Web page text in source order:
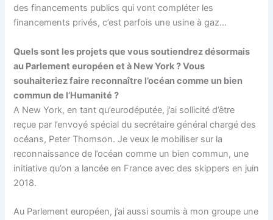
des financements publics qui vont compléter les
financements privés, c’est parfois une usine à gaz…
Quels sont les projets que vous soutiendrez désormais
au Parlement européen et à New York ? Vous
souhaiteriez faire reconnaître l’océan comme un bien
commun de l’Humanité­ ?
A New York, en tant qu’eurodéputée, j’ai sollicité d’être
reçue par l’envoyé spécial du secrétaire général chargé des
océans, Peter Thomson. Je veux le mobiliser sur la
reconnaissance de l’océan comme un bien commun, une
initiative qu’on a lancée en France avec des skippers en juin
2018.
Au Parlement européen, j’ai aussi soumis à mon groupe une